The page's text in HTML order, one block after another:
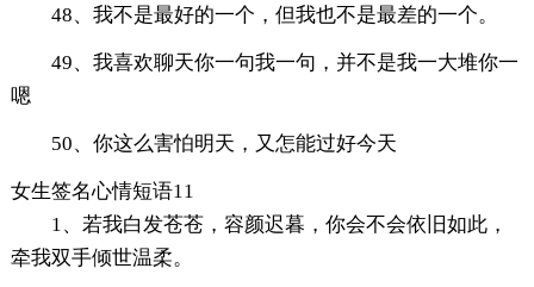
48、我不是最好的一个，但我也不是最差的一个。
49、我喜欢聊天你一句我一句，并不是我一大堆你一
嗯
50、你这么害怕明天，又怎能过好今天
女生签名心情短语11
1、若我白发苍苍，容颜迟暮，你会不会依旧如此，
牵我双手倾世温柔。